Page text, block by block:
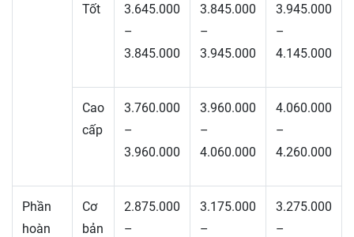
Tốt
3.645.000
–
3.845.000
3.845.000
–
3.945.000
3.945.000
–
4.145.000
Cao
cấp
3.760.000
–
3.960.000
3.960.000
–
4.060.000
4.060.000
–
4.260.000
Phần
hoàn
Cơ
bản
2.875.000
–
3.175.000
–
3.275.000
–